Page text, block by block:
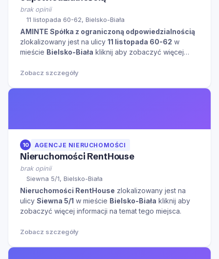
brak opinii
11 listopada 60-62, Bielsko-Biała
AMINTE Spółka z ograniczoną odpowiedzialnością
zlokalizowany jest na ulicy 11 listopada 60-62 w
mieście Bielsko-Biała kliknij aby zobaczyć więcej
Zobacz szczegóły
10 AGENCJE NIERUCHOMOŚCI
Nieruchomości RentHouse
brak opinii
Siewna 5/1, Bielsko-Biała
Nieruchomości RentHouse zlokalizowany jest na
ulicy Siewna 5/1 w mieście Bielsko-Biała kliknij aby
zobaczyć więcej informacji na temat tego miejsca.
Zobacz szczegóły